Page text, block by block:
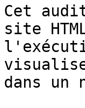
Cet
site
dans un